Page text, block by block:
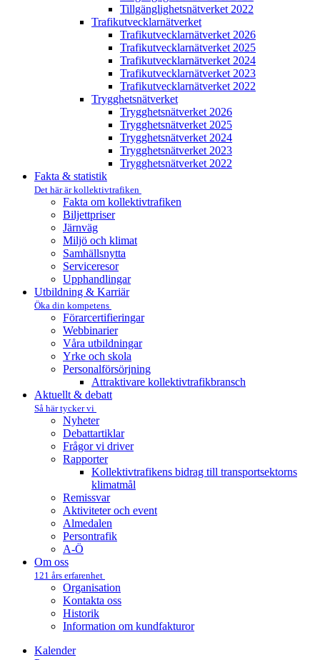
Tillgänglighets­nätverket 2022
Trafikutvecklar­nätverket
Trafikutvecklar­nätverket 2026
Trafikutvecklar­nätverket 2025
Trafikutvecklar­nätverket 2024
Trafikutvecklar­nätverket 2023
Trafikutvecklar­nätverket 2022
Trygghets­nätverket
Trygghets­nätverket 2026
Trygghets­nätverket 2025
Trygghets­nätverket 2024
Trygghets­nätverket 2023
Trygghets­nätverket 2022
Fakta & statistik
Det här är kollektivtrafiken
Fakta om kollektivtrafiken
Biljettpriser
Järnväg
Miljö och klimat
Samhällsnytta
Serviceresor
Upphandlingar
Utbildning & Karriär
Öka din kompetens
Förarcertifieringar
Webbinarier
Våra utbildningar
Yrke och skola
Personalförsörjning
Attraktivare kollektivtrafik­bransch
Aktuellt & debatt
Så här tycker vi
Nyheter
Debattartiklar
Frågor vi driver
Rapporter
Kollektivtrafikens bidrag till transportsektorns
klimatmål
Remissvar
Aktiviteter och event
Almedalen
Persontrafik
A-Ö
Om oss
121 års erfarenhet
Organisation
Kontakta oss
Historik
Information om kundfakturor
Kalender